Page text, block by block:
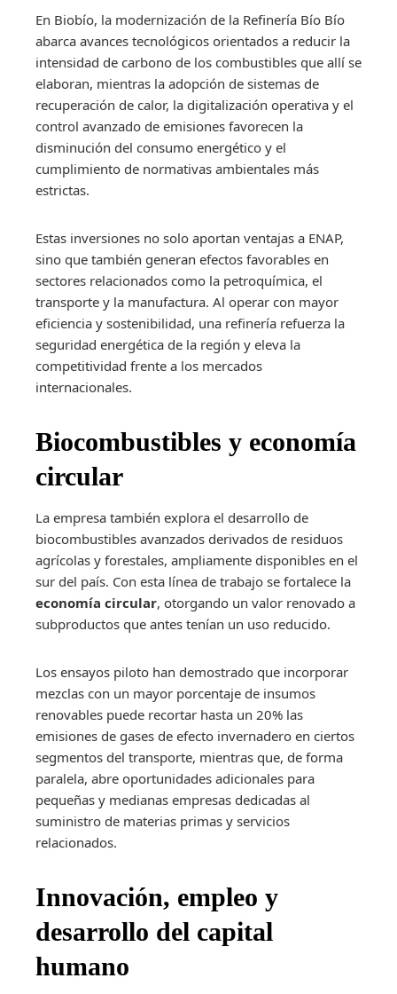
En Biobío, la modernización de la Refinería Bío Bío
abarca avances tecnológicos orientados a reducir la
intensidad de carbono de los combustibles que allí se
elaboran, mientras la adopción de sistemas de
recuperación de calor, la digitalización operativa y el
control avanzado de emisiones favorecen la
disminución del consumo energético y el
cumplimiento de normativas ambientales más
estrictas.
Estas inversiones no solo aportan ventajas a ENAP,
sino que también generan efectos favorables en
sectores relacionados como la petroquímica, el
transporte y la manufactura. Al operar con mayor
eficiencia y sostenibilidad, una refinería refuerza la
seguridad energética de la región y eleva la
competitividad frente a los mercados
internacionales.
Biocombustibles y economía
circular
La empresa también explora el desarrollo de
biocombustibles avanzados derivados de residuos
agrícolas y forestales, ampliamente disponibles en el
sur del país. Con esta línea de trabajo se fortalece la
economía circular, otorgando un valor renovado a
subproductos que antes tenían un uso reducido.
Los ensayos piloto han demostrado que incorporar
mezclas con un mayor porcentaje de insumos
renovables puede recortar hasta un 20% las
emisiones de gases de efecto invernadero en ciertos
segmentos del transporte, mientras que, de forma
paralela, abre oportunidades adicionales para
pequeñas y medianas empresas dedicadas al
suministro de materias primas y servicios
relacionados.
Innovación, empleo y
desarrollo del capital
humano